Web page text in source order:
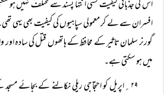
اس کی جذباتی کیفیت کسی انتہا پسند سے مختلف نہیں ہو
افسران سے لے کر معمولی سپاہیوں کی کیفیت بھی یہی
گورنر سلمان تاثیر کے محافظ کے ہاتھوں قتل کی سادہ
میں ہو سکتی ہے۔
۲۹؍اپریل کو احتجاجی ریلی نکالنے کے بجائے